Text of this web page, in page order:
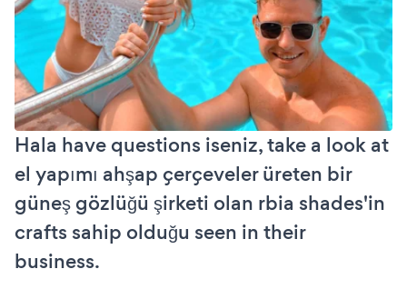
Hala have questions iseniz, take a look at
el yapımı ahşap çerçeveler üreten bir
güneş gözlüğü şirketi olan rbia shades'in
crafts sahip olduğu seen in their
business.